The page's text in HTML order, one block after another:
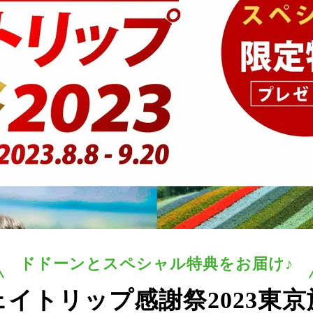
ドドーンとスペシャル特典をお届け♪
イトリップ感謝祭2023東京